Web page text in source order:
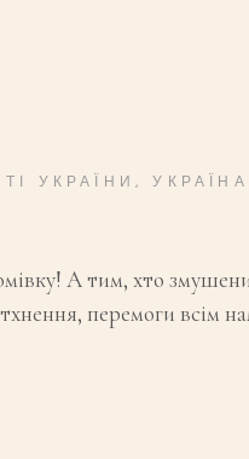
УКРАЇНИ, УКРАЇНА
А тим, хто
перемоги всім